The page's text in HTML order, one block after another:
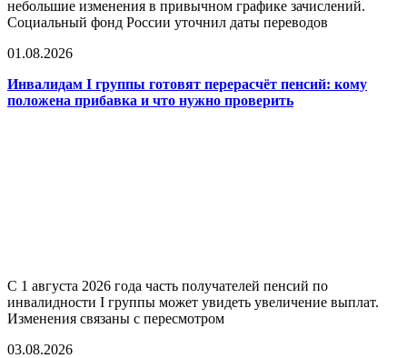
небольшие изменения в привычном графике зачислений.
Социальный фонд России уточнил даты переводов
01.08.2026
Инвалидам I группы готовят перерасчёт пенсий: кому
положена прибавка и что нужно проверить
С 1 августа 2026 года часть получателей пенсий по
инвалидности I группы может увидеть увеличение выплат.
Изменения связаны с пересмотром
03.08.2026